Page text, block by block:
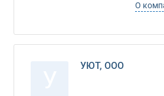
О
УЮТ, ООО